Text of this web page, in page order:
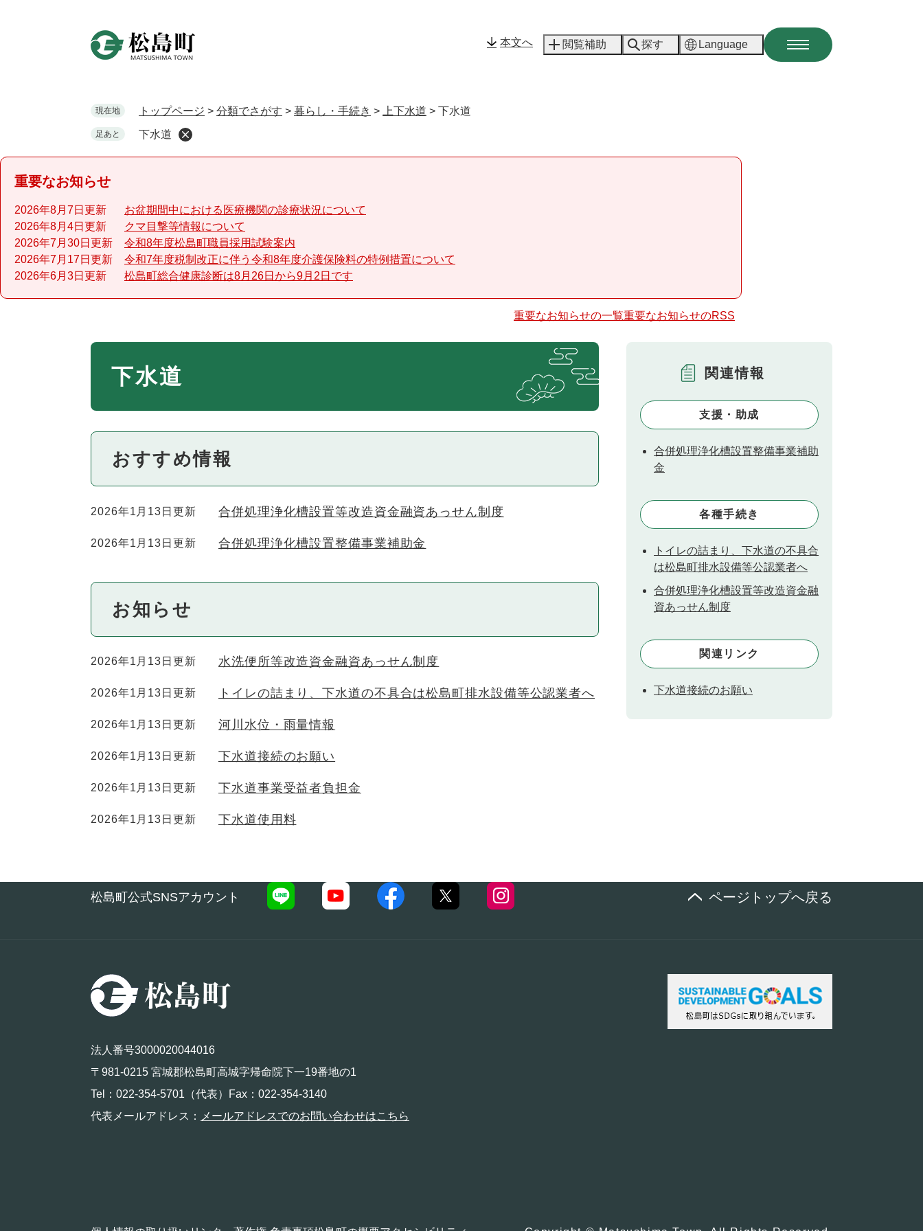
本文へ 閲覧補助 探す Language
現在地 トップページ > 分類でさがす > 暮らし・手続き > 上下水道 > 下水道
足あと 下水道
重要なお知らせ
2026年8月7日更新
お盆期間中における医療機関の診療状況について
2026年8月4日更新
クマ目撃等情報について
2026年7月30日更新
令和8年度松島町職員採用試験案内
2026年7月17日更新
令和7年度税制改正に伴う令和8年度介護保険料の特例措置について
2026年6月3日更新
松島町総合健康診断は8月26日から9月2日です
重要なお知らせの一覧重要なお知らせのRSS
下水道
おすすめ情報
2026年1月13日更新 合併処理浄化槽設置等改造資金融資あっせん制度
2026年1月13日更新 合併処理浄化槽設置整備事業補助金
お知らせ
2026年1月13日更新 水洗便所等改造資金融資あっせん制度
2026年1月13日更新 トイレの詰まり、下水道の不具合は松島町排水設備等公認業者へ
2026年1月13日更新 河川水位・雨量情報
2026年1月13日更新 下水道接続のお願い
2026年1月13日更新 下水道事業受益者負担金
2026年1月13日更新 下水道使用料
関連情報
支援・助成
合併処理浄化槽設置整備事業補助
金
各種手続き
トイレの詰まり、下水道の不具合
は松島町排水設備等公認業者へ
合併処理浄化槽設置等改造資金融
資あっせん制度
関連リンク
下水道接続のお願い
松島町公式SNSアカウント ページトップへ戻る
法人番号3000020044016
〒981-0215 宮城郡松島町高城字帰命院下一19番地の1
Tel：022-354-5701（代表）Fax：022-354-3140
代表メールアドレス：
メールアドレスでのお問い合わせはこちら